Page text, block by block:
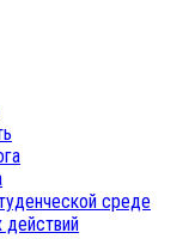
среде
действий